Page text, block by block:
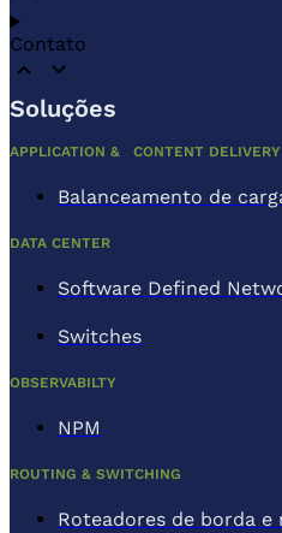
Contato
Soluções
APPLICATION & CONTENT DELIVERY
Balanceamento de
DATA CENTER
Software Defined
Switches
OBSERVABILTY
NPM
ROUTING & SWITCHING
Roteadores de borda e